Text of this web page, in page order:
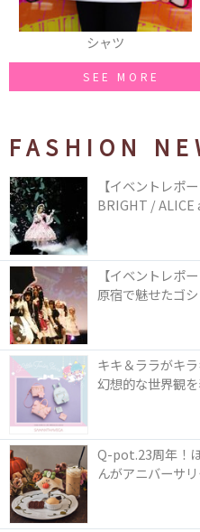
シャツ
SEE MORE
FASHION
【イベントレポ
BRIGHT /
【イベントレポ
原宿で魅せたゴ
キキ＆ララがキ
幻想的な世界観
Q-pot.23周年！
んがアニバーサ